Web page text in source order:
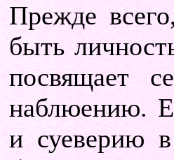
Прежде
быть
посвящает
наблюению.
и суеверию